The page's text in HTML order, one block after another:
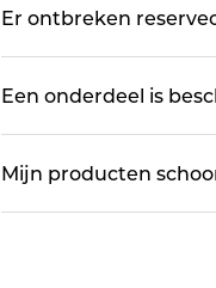
Er ontbreken
Een onderdeel is
Mijn producten